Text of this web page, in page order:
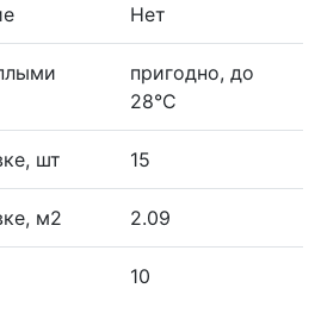
Нет
пригодно, до
28°С
шт 15
м2 2.09
10